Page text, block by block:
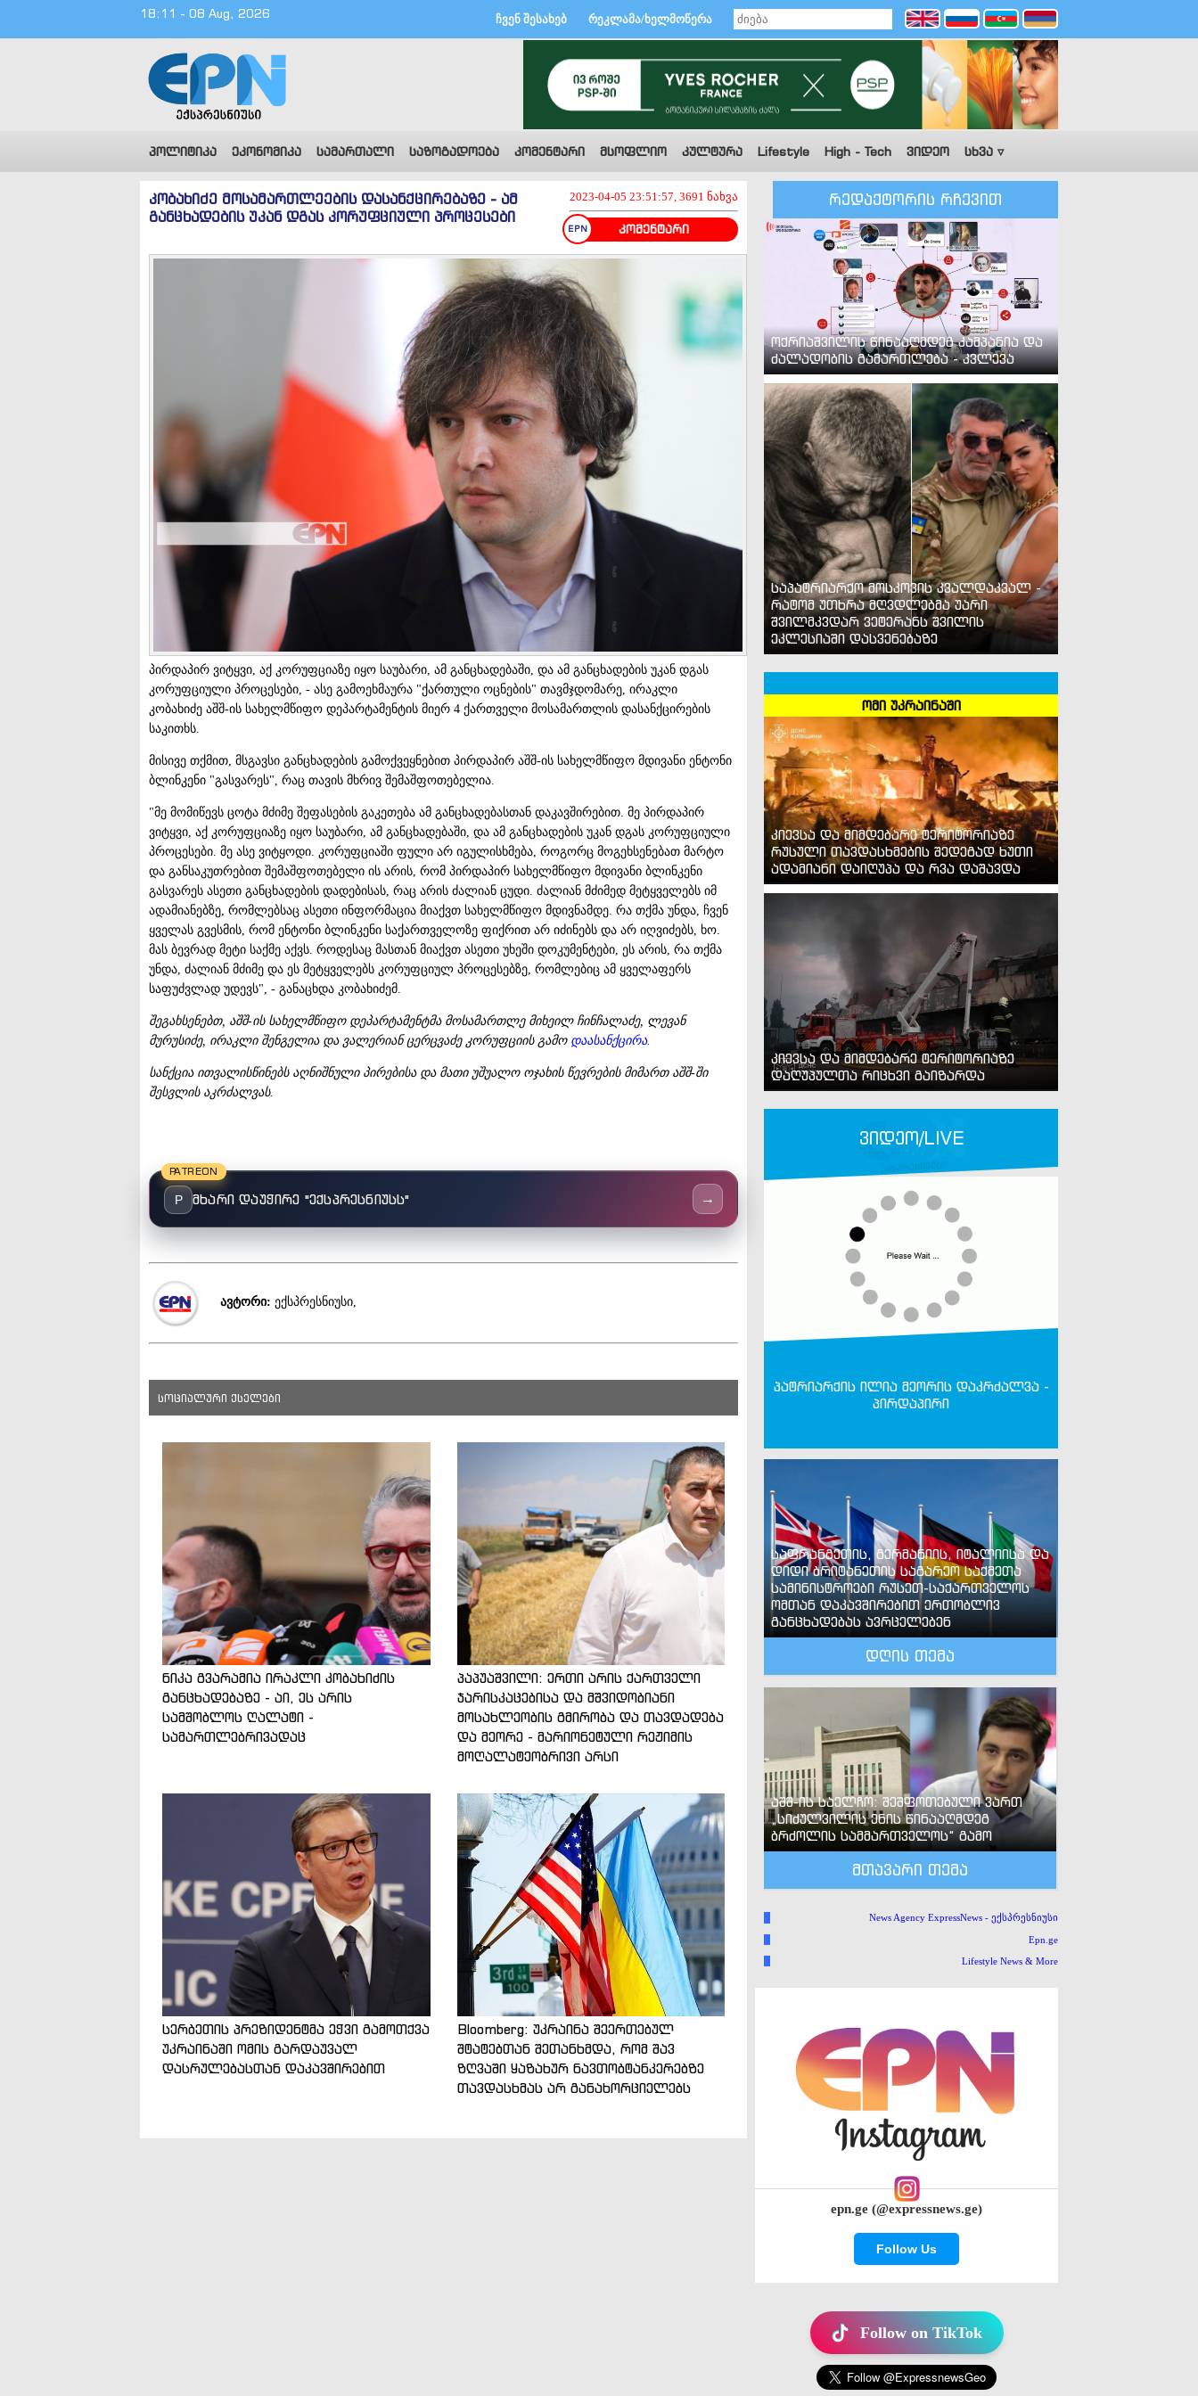
18:11 - 08 Aug, 2026 ჩვენ შესახებ რეკლამა/ხელმოწერა
პოლიტიკა ეკონომიკა სამართალი საზოგადოება კომენტარი მსოფლიო კულტურა Lifestyle High - Tech ვიდეო სხვა ▿
2023-04-05 23:51:57, 3691 ნახვა
კომენტარი
კობახიძე მოსამართლეების დასანქცირებაზე - ამ
განცხადების უკან დგას კორუფციული პროცესები
პირდაპირ ვიტყვი, აქ კორუფციაზე იყო საუბარი, ამ განცხადებაში, და ამ განცხადების უკან დგას
კორუფციული პროცესები, - ასე გამოეხმაურა "ქართული ოცნების" თავმჯდომარე, ირაკლი
კობახიძე აშშ-ის სახელმწიფო დეპარტამენტის მიერ 4 ქართველი მოსამართლის დასანქცირების
საკითხს.
მისივე თქმით, მსგავსი განცხადების გამოქვეყნებით პირდაპირ აშშ-ის სახელმწიფო მდივანი ენტონი
ბლინკენი "გასვარეს", რაც თავის მხრივ შემაშფოთებელია.
"მე მომიწევს ცოტა მძიმე შეფასების გაკეთება ამ განცხადებასთან დაკავშირებით. მე პირდაპირ
ვიტყვი, აქ კორუფციაზე იყო საუბარი, ამ განცხადებაში, და ამ განცხადების უკან დგას კორუფციული
პროცესები. მე ასე ვიტყოდი. კორუფციაში ფული არ იგულისხმება, როგორც მოგეხსენებათ მარტო
და განსაკუთრებით შემაშფოთებელი ის არის, რომ პირდაპირ სახელმწიფო მდივანი ბლინკენი
გასვარეს ასეთი განცხადების დადებისას, რაც არის ძალიან ცუდი. ძალიან მძიმედ მეტყველებს იმ
ადამიანებზე, რომლებსაც ასეთი ინფორმაცია მიაქვთ სახელმწიფო მდივნამდე. რა თქმა უნდა, ჩვენ
ყველას გვესმის, რომ ენტონი ბლინკენი საქართველოზე ფიქრით არ იძინებს და არ იღვიძებს, ხო.
მას ბევრად მეტი საქმე აქვს. როდესაც მასთან მიაქვთ ასეთი უხეში დოკუმენტები, ეს არის, რა თქმა
უნდა, ძალიან მძიმე და ეს მეტყველებს კორუფციულ პროცესებზე, რომლებიც ამ ყველაფერს
საფუძვლად უდევს", - განაცხდა კობახიძემ.
შეგახსენებთ, აშშ-ის სახელმწიფო დეპარტამენტმა მოსამართლე მიხეილ ჩინჩალაძე, ლევან
მურუსიძე, ირაკლი შენგელია და ვალერიან ცერცვაძე კორუფციის გამო დაასანქცირა.
სანქცია ითვალისწინებს აღნიშნული პირებისა და მათი უშუალო ოჯახის წევრების მიმართ აშშ-ში
შესვლის აკრძალვას.
PATREON
P მხარი დაუჭირე "ექსპრესნიუსს" →
ავტორი: ექსპრესნიუსი,
სოციალური ქსელები
ნიკა გვარამია ირაკლი კობახიძის
განცხადებაზე - აი, ეს არის
სამშობლოს ღალატი -
სამართლებრივადაც
პაპუაშვილი: ერთი არის ქართველი
ჯარისკაცებისა და მშვიდობიანი
მოსახლეობის გმირობა და თავდადება
და მეორე - მარიონეტული რეჟიმის
მოღალატეობრივი არსი
სერბეთის პრეზიდენტმა ეჭვი გამოთქვა
უკრაინაში ომის გარდაუვალ
დასრულებასთან დაკავშირებით
Bloomberg: უკრაინა შეერთებულ
შტატებთან შეთანხმდა, რომ შავ
ზღვაში ყაზახურ ნავთობტანკერებზე
თავდასხმას არ განახორციელებს
რედაქტორის რჩევით
ოქრიაშვილის წინააღმდეგ კამპანია და
ძალადობის გამართლება - კვლევა
საპატრიარქო მოსკოვის კვალდაკვალ -
რატომ უთხრა მღვდლებმა უარი
შვილმკვდარ ვეტერანს შვილის
ეკლესიაში დასვენებაზე
ომი უკრაინაში
კიევსა და მიმდებარე ტერიტორიაზე
რუსული თავდასხმების შედეგად ხუთი
ადამიანი დაიღუპა და რვა დაშავდა
კიევსა და მიმდებარე ტერიტორიაზე
დაღუპულთა რიცხვი გაიზარდა
ვიდეო/LIVE
პატრიარქის ილია მეორის დაკრძალვა -
პირდაპირი
საფრანგეთის, გერმანიის, იტალიისა და
დიდი ბრიტანეთის საგარეო საქმეთა
სამინისტროები რუსეთ-საქართველოს
ომთან დაკავშირებით ერთობლივ
განცხადებას ავრცელებენ
დღის თემა
აშშ-ის საელჩო: შეშფოთებული ვართ
„სიძულვილის ენის წინააღმდეგ
ბრძოლის სამმართველოს“ გამო
მთავარი თემა
News Agency ExpressNews - ექსპრესნიუსი
Epn.ge
Lifestyle News & More
epn.ge (@expressnews.ge)
Follow Us
Follow on TikTok